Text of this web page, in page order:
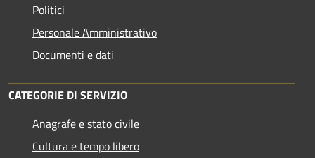
Politici
Personale Amministrativo
Documenti e dati
CATEGORIE DI SERVIZIO
Anagrafe e stato civile
Cultura e tempo libero